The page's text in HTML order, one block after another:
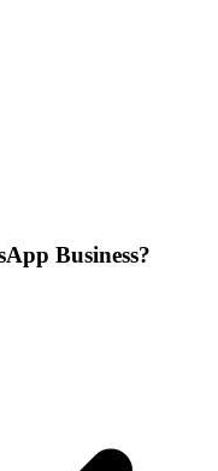
Business?